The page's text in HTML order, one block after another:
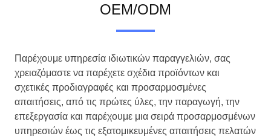
OEM/ODM
Παρέχουμε υπηρεσία ιδιωτικών παραγγελιών, σας
χρειαζόμαστε να παρέχετε σχέδια προϊόντων και
σχετικές προδιαγραφές και προσαρμοσμένες
απαιτήσεις, από τις πρώτες ύλες, την παραγωγή, την
επεξεργασία και παρέχουμε μια σειρά προσαρμοσμένων
υπηρεσιών έως τις εξατομικευμένες απαιτήσεις πελατών